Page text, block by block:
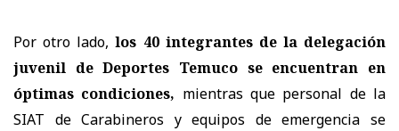
Por otro lado,los 40 integrantes de la delegación
juvenil de Deportes Temuco se encuentran en
óptimas condiciones, mientras que personal de la
SIAT de Carabineros y equipos de emergencia se